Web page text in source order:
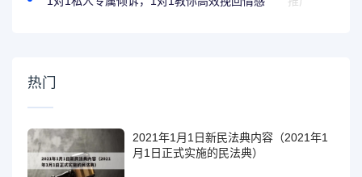
热门
2021年1月1日新民法典内容（2021年1
月1日正式实施的民法典）